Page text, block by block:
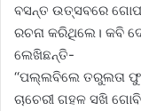
ବସନ୍ତ ଉତ୍ସବରେ
ରଚନା କରିଥିଲେ। କବି
ଲେଖିଛନ୍ତି-
‘‘ପଲ୍ଲବିଲେ ତରୁଲତା
ଚାଚେରୀ ଗହଳ ସଖି